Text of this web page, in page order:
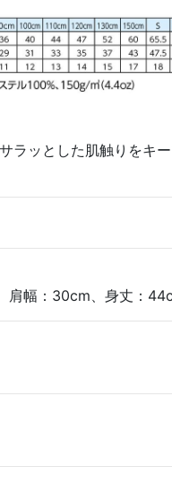
ラッとした肌触りをキ
肩幅：30cm、身丈：